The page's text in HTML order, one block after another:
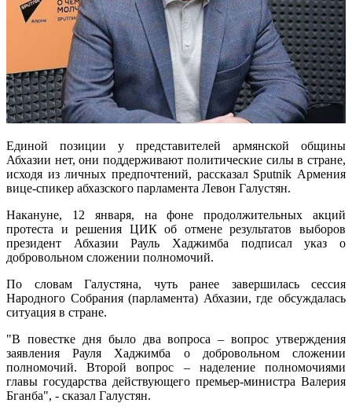
Единой позиции у представителей армянской общины
Абхазии нет, они поддерживают политические силы в стране,
исходя из личных предпочтений, рассказал Sputnik Армения
вице-спикер абхазского парламента Левон Галустян.
Накануне, 12 января, на фоне продолжительных акций
протеста и решения ЦИК об отмене результатов выборов
президент Абхазии Рауль Хаджимба подписал указ о
добровольном сложении полномочий.
По словам Галустяна, чуть ранее завершилась сессия
Народного Собрания (парламента) Абхазии, где обсуждалась
ситуация в стране.
"В повестке дня было два вопроса – вопрос утверждения
заявления Рауля Хаджимба о добровольном сложении
полномочий. Второй вопрос – наделение полномочиями
главы государства действующего премьер-министра Валерия
Бганба", - сказал Галустян.